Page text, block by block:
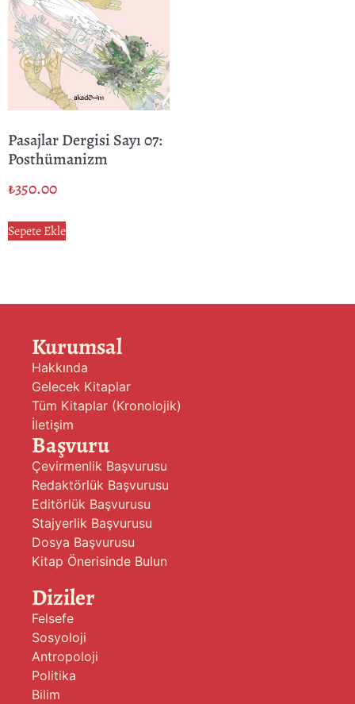
Pasajlar Dergisi Sayı 07:
Posthümanizm
₺350.00
Sepete Ekle
Kurumsal
Hakkında
Gelecek Kitaplar
Tüm Kitaplar (Kronolojik)
İletişim
Başvuru
Çevirmenlik Başvurusu
Redaktörlük Başvurusu
Editörlük Başvurusu
Stajyerlik Başvurusu
Dosya Başvurusu
Kitap Önerisinde Bulun
Diziler
Felsefe
Sosyoloji
Antropoloji
Politika
Bilim